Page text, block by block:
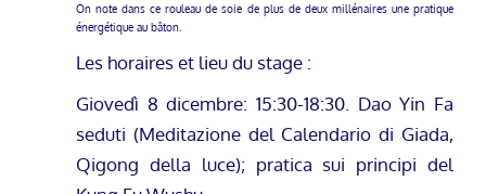
On note dans ce rouleau de soie de plus de deux millénaires une pratique
énergétique au bâton.
Les horaires et lieu du stage :
Giovedì 8 dicembre: 15:30-18:30. Dao Yin Fa
seduti (Meditazione del Calendario di Giada,
Qigong della luce); pratica sui principi del